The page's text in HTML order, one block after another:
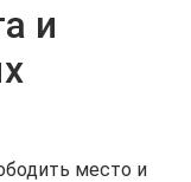
и
место и